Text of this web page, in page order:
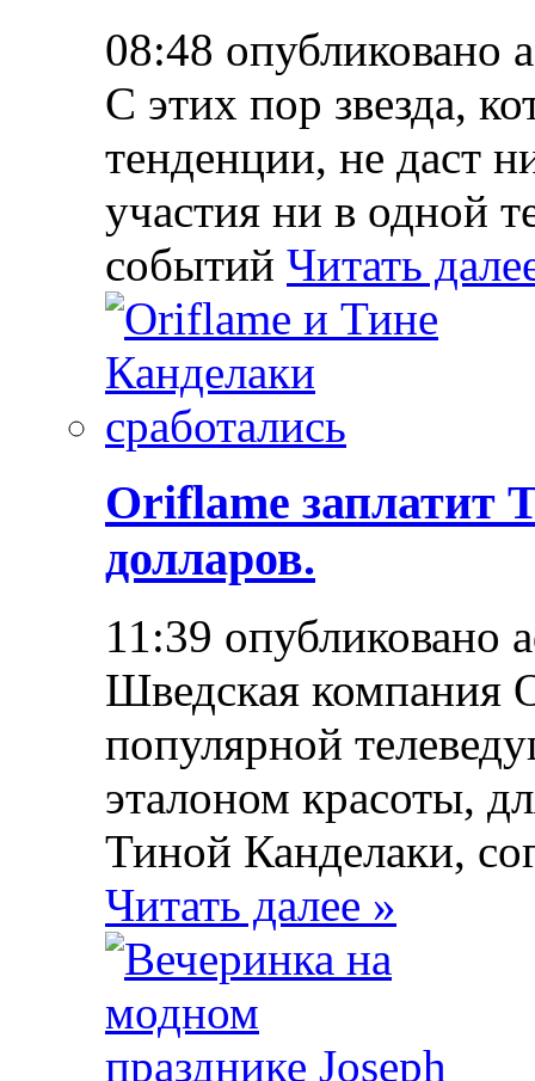
08:48 опубликовано
С этих пор звезда,
тенденции, не даст
участия ни в одной
событий Читать
Oriflame заплатит
долларов.
11:39 опубликовано
Шведская компания
популярной
эталоном красоты,
Тиной Канделаки,
Читать далее »